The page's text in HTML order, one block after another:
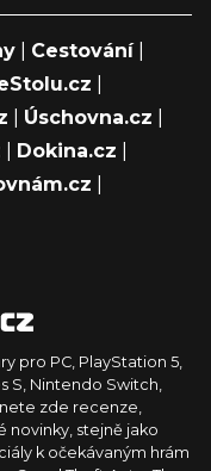
Cestování|
Úschovna.cz
Dokina.cz
pro PC, PlayStation 5,
S, Nintendo Switch,
zde recenze,
novinky, stejně jako
k očekávaným hrám